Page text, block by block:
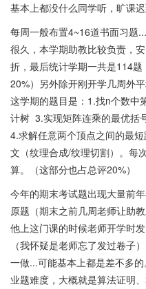
基本上都没什么同学听，旷课
每周一般布置4~16道书面习题
很久，本学期助教比较负责，
折，最后统计学期一共是114
20%）另外除开刚开学几周外
这学期的题目是：1.找n个数
计树 3.实现矩阵连乘的最优括
4.求解任意两个顶点之间的最
文（纹理合成/纹理切割）。每
算。
（这部分也占总评20%）
今年的期末考试题出现大量前
原题（期末之前几周老师让助
他上这门课的时候老师开学时
（我怀疑是老师忘了发过卷子
一做...可能基本上都是差不多
业题难度，大概就是算法证明